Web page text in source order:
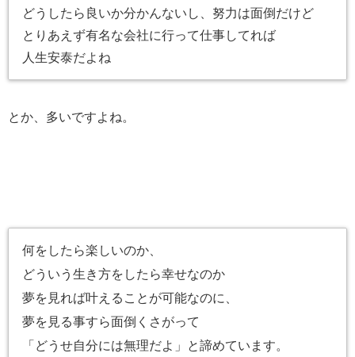
どうしたら良いか分かんないし、努力は面倒だけど
とりあえず有名な会社に行って仕事してれば
人生安泰だよね
とか、多いですよね。
何をしたら楽しいのか、
どういう生き方をしたら幸せなのか
夢を見れば叶えることが可能なのに、
夢を見る事すら面倒くさがって
「どうせ自分には無理だよ」と諦めています。